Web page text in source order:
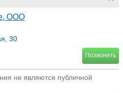
ООО
30
Позвонить
не являются публичной